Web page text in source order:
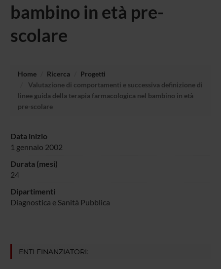
bambino in età pre-
scolare
Home Ricerca
Progetti
Valutazione di comportamenti e successiva definizione di
linee guida della terapia farmacologica nel bambino in età
pre-scolare
Data inizio
1 gennaio 2002
Durata (mesi)
24
Dipartimenti
Diagnostica e Sanità Pubblica
ENTI FINANZIATORI: